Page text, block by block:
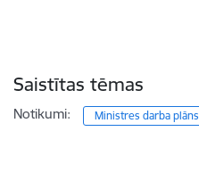
Saistītas tēmas
Notikumi: Ministres darba plāns